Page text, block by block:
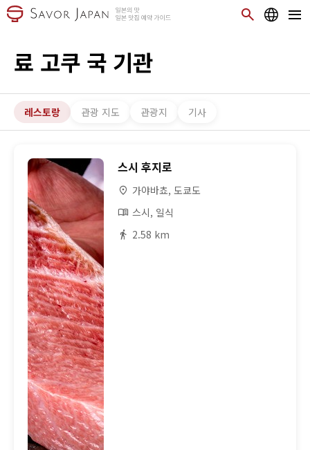
료 고쿠 국 기관
레스토랑 관광 지도 관광지 기사
스시 후지로
가야바쵸, 도쿄도
스시, 일식
2.58 km